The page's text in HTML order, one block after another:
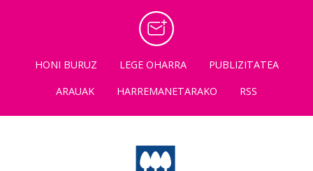
HONI BURUZ LEGE OHARRA
PUBLIZITATEA
ARAUAK
HARREMANETARAKO RSS